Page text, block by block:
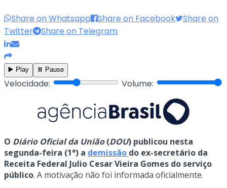
Share on Whatsapp Share on Facebook
Share on
Twitter
Share on Telegram
▶️ Play ⏸️ Pause
Velocidade: Volume:
O Diário Oficial da União(DOU) publicou nesta
segunda-feira (1°) a demissão do ex-secretário da
Receita Federal Julio Cesar Vieira Gomes do serviço
público. A motivação não foi informada oficialmente.